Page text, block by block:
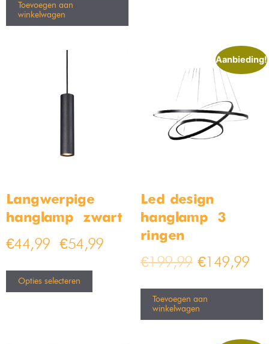
Toevoegen aan
winkelwagen
Langwerpige
hanglamp – zwart
€44,99 –€54,99
Opties selecteren
Aanbieding!
Led design
hanglamp – 3
ringen
€199,99 €149,99
Toevoegen aan
winkelwagen